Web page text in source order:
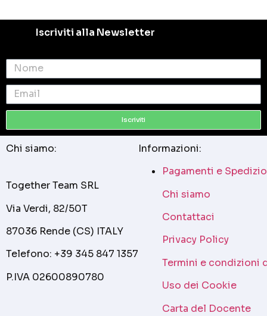
Iscriviti alla Newsletter
Iscriviti
Chi siamo:
Together Team SRL
Via Verdi, 82/50T
87036 Rende (CS) ITALY
Telefono: +39 345 847 1357
P.IVA 02600890780
Informazioni:
Pagamenti e
Chi siamo
Contattaci
Privacy Policy
Termini e condizioni
Uso dei Cookie
Carta del Docente